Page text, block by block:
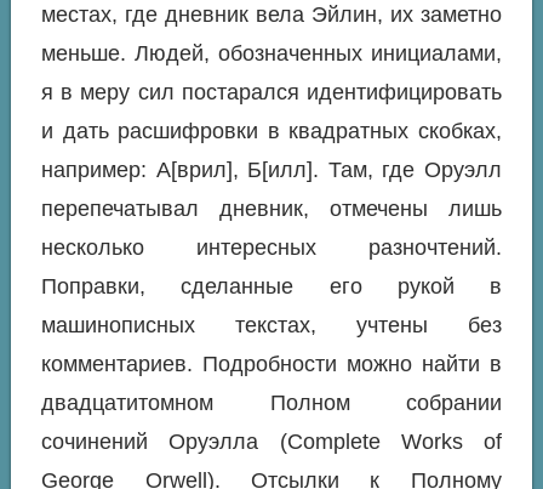
местах, где дневник вела Эйлин, их заметно
меньше. Людей, обозначенных инициалами,
я в меру сил постарался идентифицировать
и дать расшифровки в квадратных скобках,
например: А[врил], Б[илл]. Там, где Оруэлл
перепечатывал дневник, отмечены лишь
несколько интересных разночтений.
Поправки, сделанные его рукой в
машинописных текстах, учтены без
комментариев. Подробности можно найти в
двадцатитомном Полном собрании
сочинений Оруэлла (Complete Works of
George Orwell). Отсылки к Полному